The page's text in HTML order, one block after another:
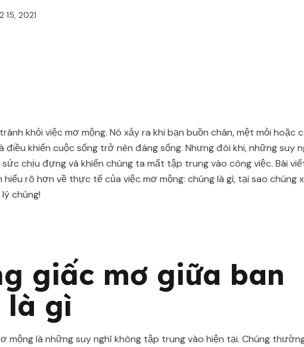
15, 2021
khỏi việc mơ mộng. Nó xảy ra khi bạn buồn chán, mệt mỏi hoặc
điều khiến cuộc sống trở nên đáng sống. Nhưng đôi khi, những suy
chịu đựng và khiến chúng ta mất tập trung vào công việc. Bài
hiểu rõ hơn về thực tế của việc mơ mộng: chúng là gì, tại sao chúng
chúng!
giấc mơ giữa ban
là gì
mộng là những suy nghĩ không tập trung vào hiện tại. Chúng